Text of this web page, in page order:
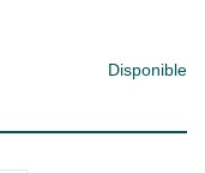
Disponible